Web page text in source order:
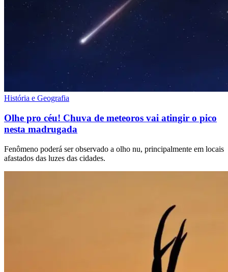
História e Geografia
Olhe pro céu! Chuva de meteoros vai atingir o pico
nesta madrugada
Fenômeno poderá ser observado a olho nu, principalmente em locais
afastados das luzes das cidades.